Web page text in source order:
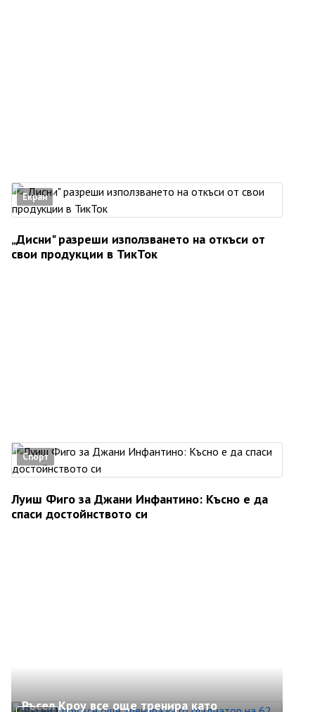
Екран
„Дисни" разреши използването на откъси от
свои продукции в ТикТок
Спорт
Луиш Фиго за Джани Инфантино: Късно е да
спаси достойнството си
Ръсел Кроу все още тренира като